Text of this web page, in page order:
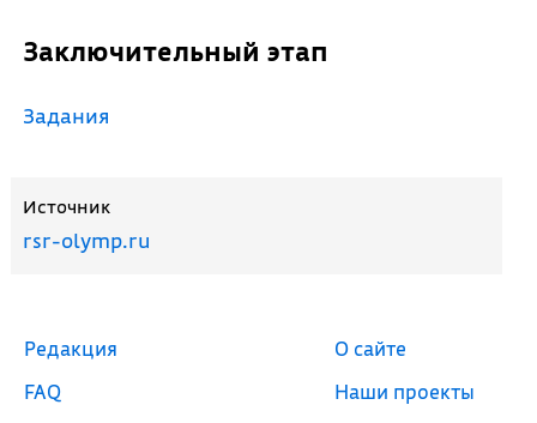
Заключительный этап
Задания
Источник
rsr-olymp.ru
Редакция
FAQ
О сайте
Наши проекты